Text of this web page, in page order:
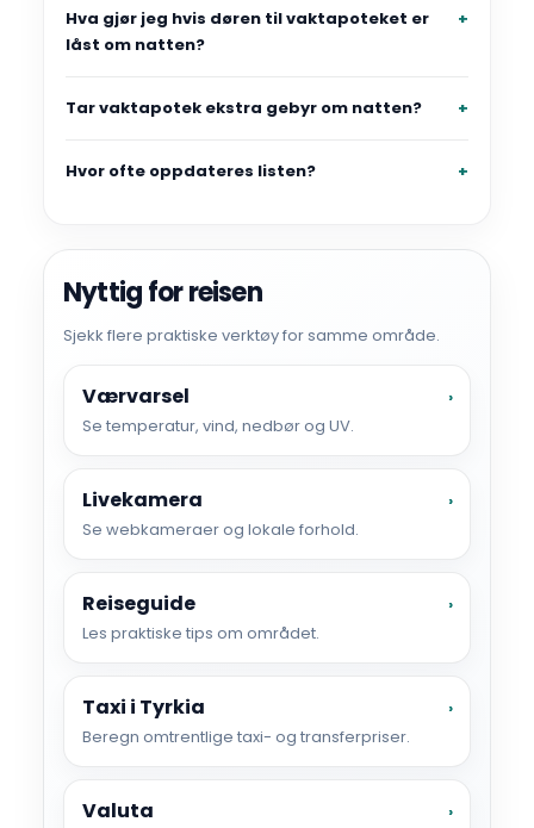
Hva gjør jeg hvis døren til vaktapoteket er
låst om natten?
Tar vaktapotek ekstra gebyr om natten?
Hvor ofte oppdateres listen?
Nyttig for reisen
Sjekk flere praktiske verktøy for samme område.
Værvarsel
Se temperatur, vind, nedbør og UV.
›
Livekamera
Se webkameraer og lokale forhold.
›
Reiseguide
Les praktiske tips om området.
›
Taxi i Tyrkia
Beregn omtrentlige taxi- og transferpriser.
›
Valuta ›